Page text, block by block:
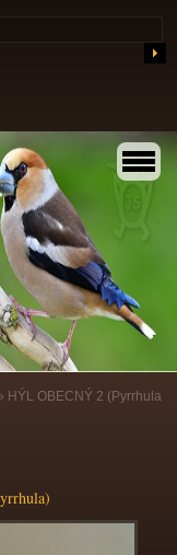
HÝL OBECNÝ 2 (Pyrrhula